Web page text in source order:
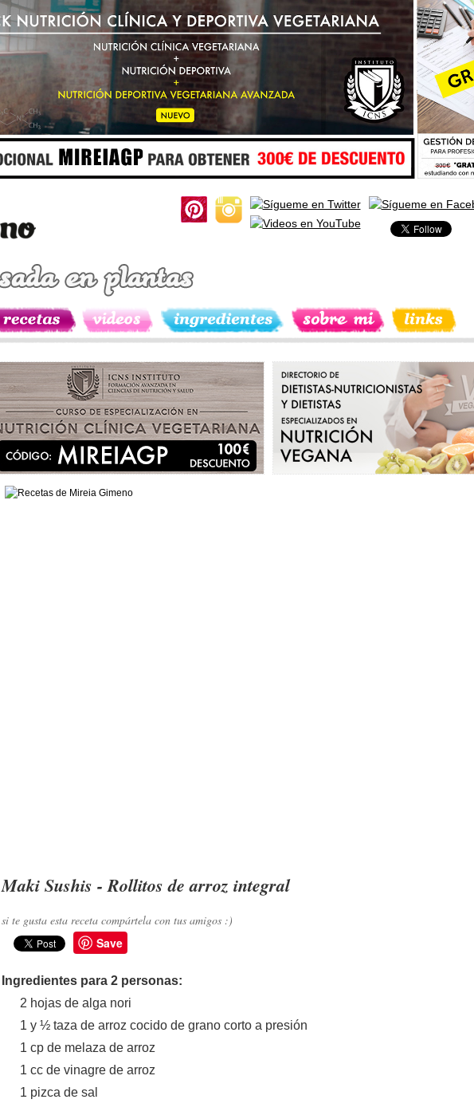
Maki Sushis - Rollitos de arroz integral
si te gusta esta receta compártela con tus amigos :)
Save
Ingredientes para 2 personas:
2 hojas de alga nori
1 y ½ taza de arroz cocido de grano corto a presión
1 cp de melaza de arroz
1 cc de vinagre de arroz
1 pizca de sal